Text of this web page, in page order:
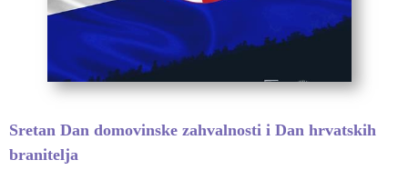
Sretan Dan domovinske zahvalnosti i Dan hrvatskih
branitelja